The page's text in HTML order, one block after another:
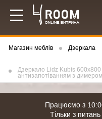
Магазин меблів Дзеркала
Дзеркало Lidz Kubis 600х800
антизапотіванням з
Працюємо з
Тільки з